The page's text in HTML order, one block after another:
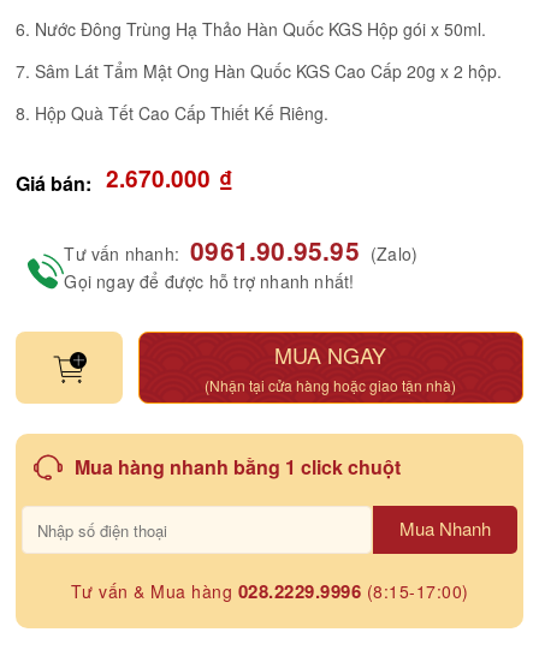
6. Nước Đông Trùng Hạ Thảo Hàn Quốc KGS Hộp gói x 50ml.
7. Sâm Lát Tẩm Mật Ong Hàn Quốc KGS Cao Cấp 20g x 2 hộp.
8. Hộp Quà Tết Cao Cấp Thiết Kế Riêng.
Giá bán: 2.670.000 ₫
Tư vấn nhanh: 0961.90.95.95 (Zalo)
Gọi ngay để được hỗ trợ nhanh nhất!
MUA NGAY
(Nhận tại cửa hàng hoặc giao tận nhà)
Mua hàng nhanh bằng 1 click chuột
Mua Nhanh
Tư vấn & Mua hàng 028.2229.9996 (8:15-17:00)